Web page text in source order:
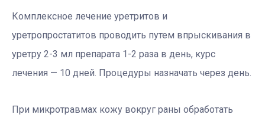
Комплексное лечение уретритов и
уретропростатитов проводить путем впрыскивания в
уретру 2-3 мл препарата 1-2 раза в день, курс
лечения — 10 дней. Процедуры назначать через день.
При микротравмах кожу вокруг раны обработать